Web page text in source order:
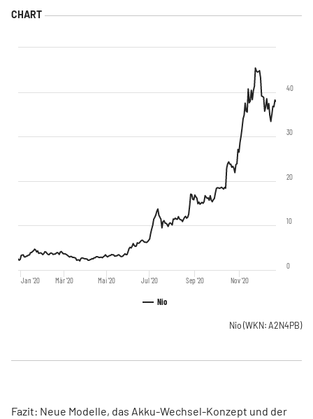
Nio
Jan '20 Mär '20 Mai '20 Jul '20 Sep '20 Nov '20
0
10
20
30
40
Nio (WKN: A2N4PB)
Fazit: Neue Modelle, das Akku-Wechsel-Konzept und der